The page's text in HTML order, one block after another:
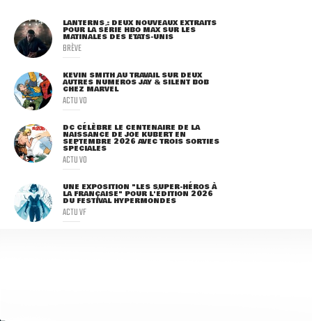
LANTERNS : DEUX NOUVEAUX EXTRAITS
POUR LA SÉRIE HBO MAX SUR LES
MATINALES DES ETATS-UNIS
BRÈVE
KEVIN SMITH AU TRAVAIL SUR DEUX
AUTRES NUMÉROS JAY & SILENT BOB
CHEZ MARVEL
ACTU VO
DC CÉLÈBRE LE CENTENAIRE DE LA
NAISSANCE DE JOE KUBERT EN
SEPTEMBRE 2026 AVEC TROIS SORTIES
SPÉCIALES
ACTU VO
UNE EXPOSITION "LES SUPER-HÉROS À
LA FRANÇAISE" POUR L'ÉDITION 2026
DU FESTIVAL HYPERMONDES
ACTU VF